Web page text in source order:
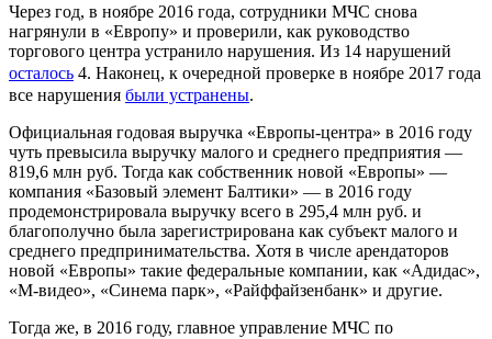
Через год, в ноябре 2016 года, сотрудники МЧС снова
нагрянули в «Европу» и проверили, как руководство
торгового центра устранило нарушения. Из 14 нарушений
осталось 4. Наконец, к очередной проверке в ноябре 2017 года
все нарушения были устранены.
Официальная годовая выручка «Европы-центра» в 2016 году
чуть превысила выручку малого и среднего предприятия —
819,6 млн руб. Тогда как собственник новой «Европы» —
компания «Базовый элемент Балтики» — в 2016 году
продемонстрировала выручку всего в 295,4 млн руб. и
благополучно была зарегистрирована как субъект малого и
среднего предпринимательства. Хотя в числе арендаторов
новой «Европы» такие федеральные компании, как «Адидас»,
«М-видео», «Синема парк», «Райффайзенбанк» и другие.
Тогда же, в 2016 году, главное управление МЧС по